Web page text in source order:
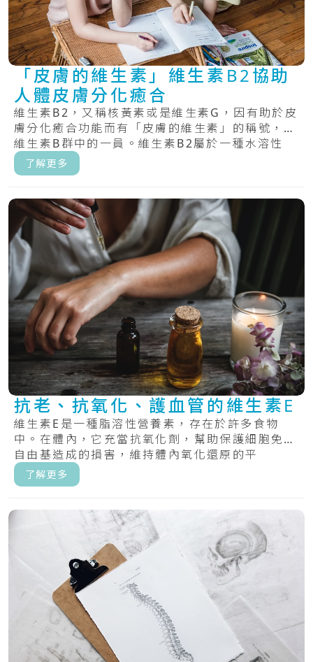
「皮膚的維生素」維生素B2協助
人體皮膚分化癒合
維生素B2，又稱核黃素或是維生素G，因有助於皮
膚分化癒合功能而有「皮膚的維生素」的稱號，為
維生素B群中的一員。維生素B2屬於一種水溶性
維.....
了解更多
抗老、抗氧化、護血管的維生素E
維生素E是一種脂溶性營養素，存在於許多食物
中。在體內，它充當抗氧化劑，幫助保護細胞免受
自由基造成的損害，維持體內氧化還原的平
衡。.....
了解更多